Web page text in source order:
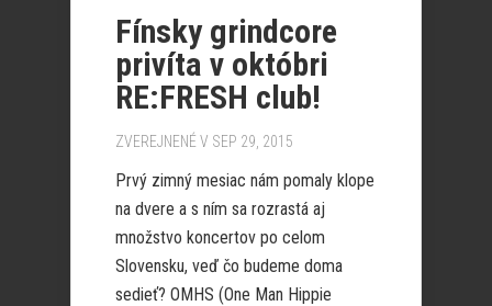
Fínsky grindcore
privíta v októbri
RE:FRESH club!
ZVEREJNENÉ V SEP 29, 2015
Prvý zimný mesiac nám pomaly klope
na dvere a s ním sa rozrastá aj
množstvo koncertov po celom
Slovensku, veď čo budeme doma
sedieť? OMHS (One Man Hippie